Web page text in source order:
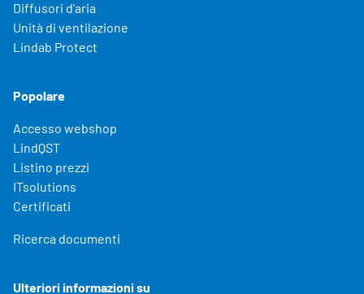
Diffusori d'aria
Unità di ventilazione
Lindab Protect
Popolare
Accesso webshop
LindQST
Listino prezzi
ITsolutions
Certificati
Ricerca documenti
Ulteriori informazioni su